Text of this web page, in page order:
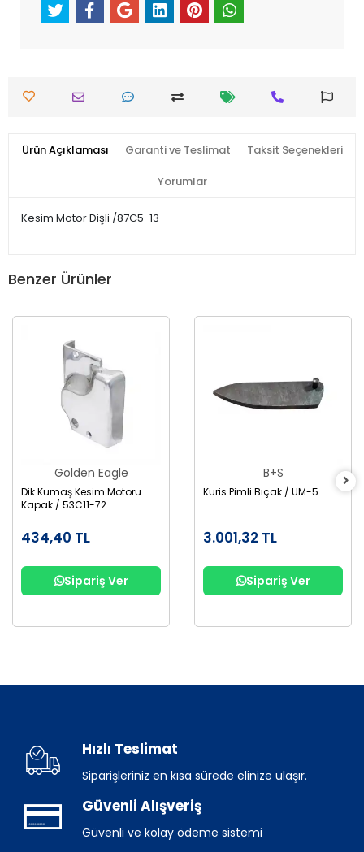
Ürün Açıklaması Garanti ve Teslimat Taksit Seçenekleri
Yorumlar
Kesim Motor Dişli /87C5-13
Benzer Ürünler
Golden Eagle
Dik Kumaş Kesim Motoru
Kapak / 53C11-72
434,40 TL
Sipariş Ver
B+S
Kuris Pimli Bıçak / UM-5
3.001,32 TL
Sipariş Ver
Hızlı Teslimat
Siparişleriniz en kısa sürede elinize ulaşır.
Güvenli Alışveriş
Güvenli ve kolay ödeme sistemi